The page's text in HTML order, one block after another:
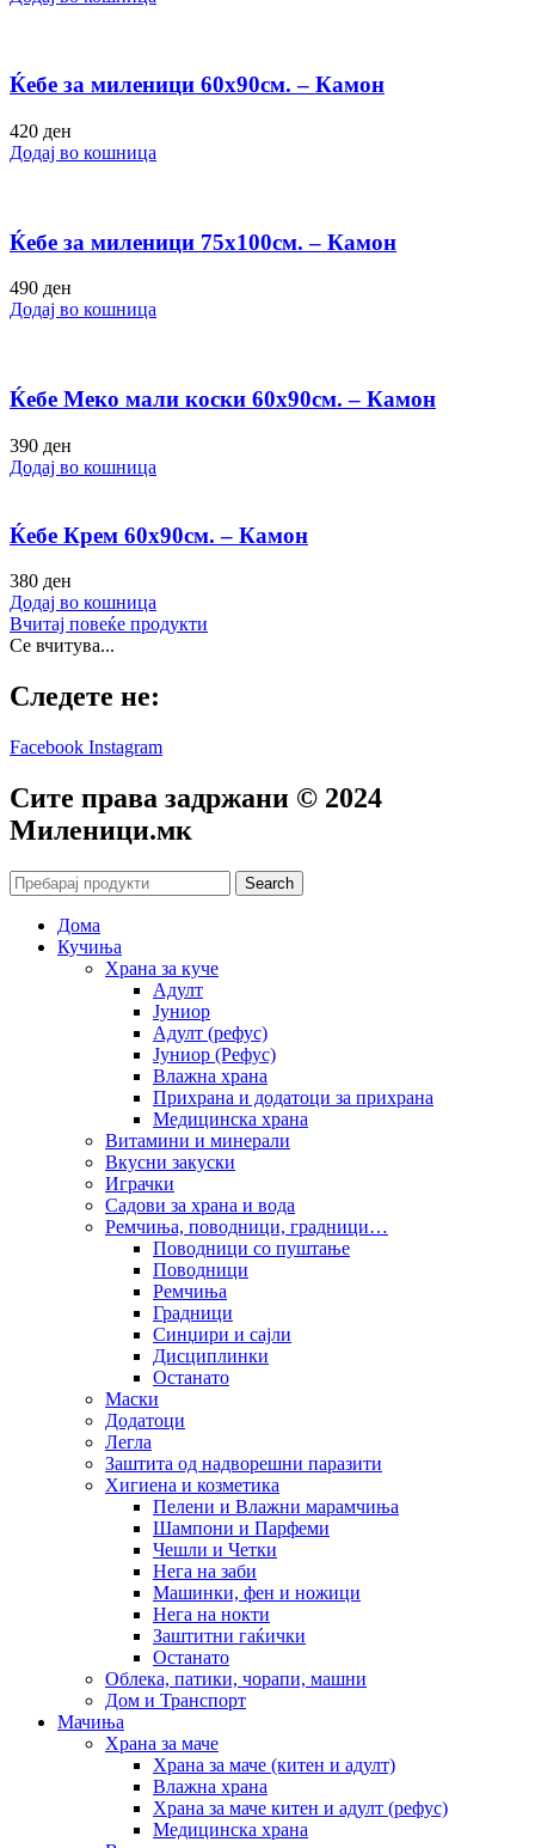
Ќебе за миленици 60х90см. – Камон
420 ден
Додај во кошница
Ќебе за миленици 75х100см. – Камон
490 ден
Додај во кошница
Ќебе Меко мали коски 60х90см. – Камон
390 ден
Додај во кошница
Ќебе Крем 60х90см. – Камон
380 ден
Додај во кошница
Вчитај повеќе продукти
Се вчитува...
Следете не:
Facebook Instagram
Сите права задржани © 2024
Mиленици.мк
Search
Дома
Кучиња
Храна за куче
Адулт
Јуниор
Адулт (рефус)
Јуниор (Рефус)
Влажна храна
Прихрана и додатоци за прихрана
Медицинска храна
Витамини и минерали
Вкусни закуски
Играчки
Садови за храна и вода
Ремчиња, поводници, градници…
Поводници со пуштање
Поводници
Ремчиња
Градници
Синџири и сајли
Дисциплинки
Останато
Маски
Додатоци
Легла
Заштита од надворешни паразити
Хигиена и козметика
Пелени и Влажни марамчиња
Шампони и Парфеми
Чешли и Четки
Нега на заби
Машинки, фен и ножици
Нега на нокти
Заштитни гаќички
Останато
Облека, патики, чорапи, машни
Дом и Транспорт
Мачиња
Храна за маче
Храна за маче (китен и адулт)
Влажна храна
Храна за маче китен и адулт (рефус)
Медицинска храна